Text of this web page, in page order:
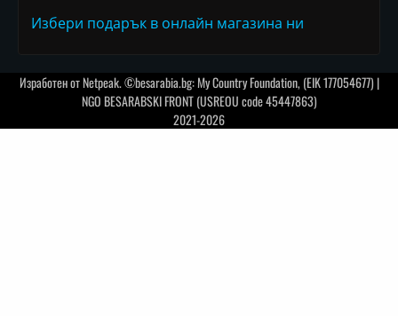
Избери подарък в онлайн магазина ни
Изработен отNetpeak. ©besarabia.bg: My Country Foundation, (EIK 177054677) |
NGO BESARABSKI FRONT (USREOU code 45447863)
2021-2026